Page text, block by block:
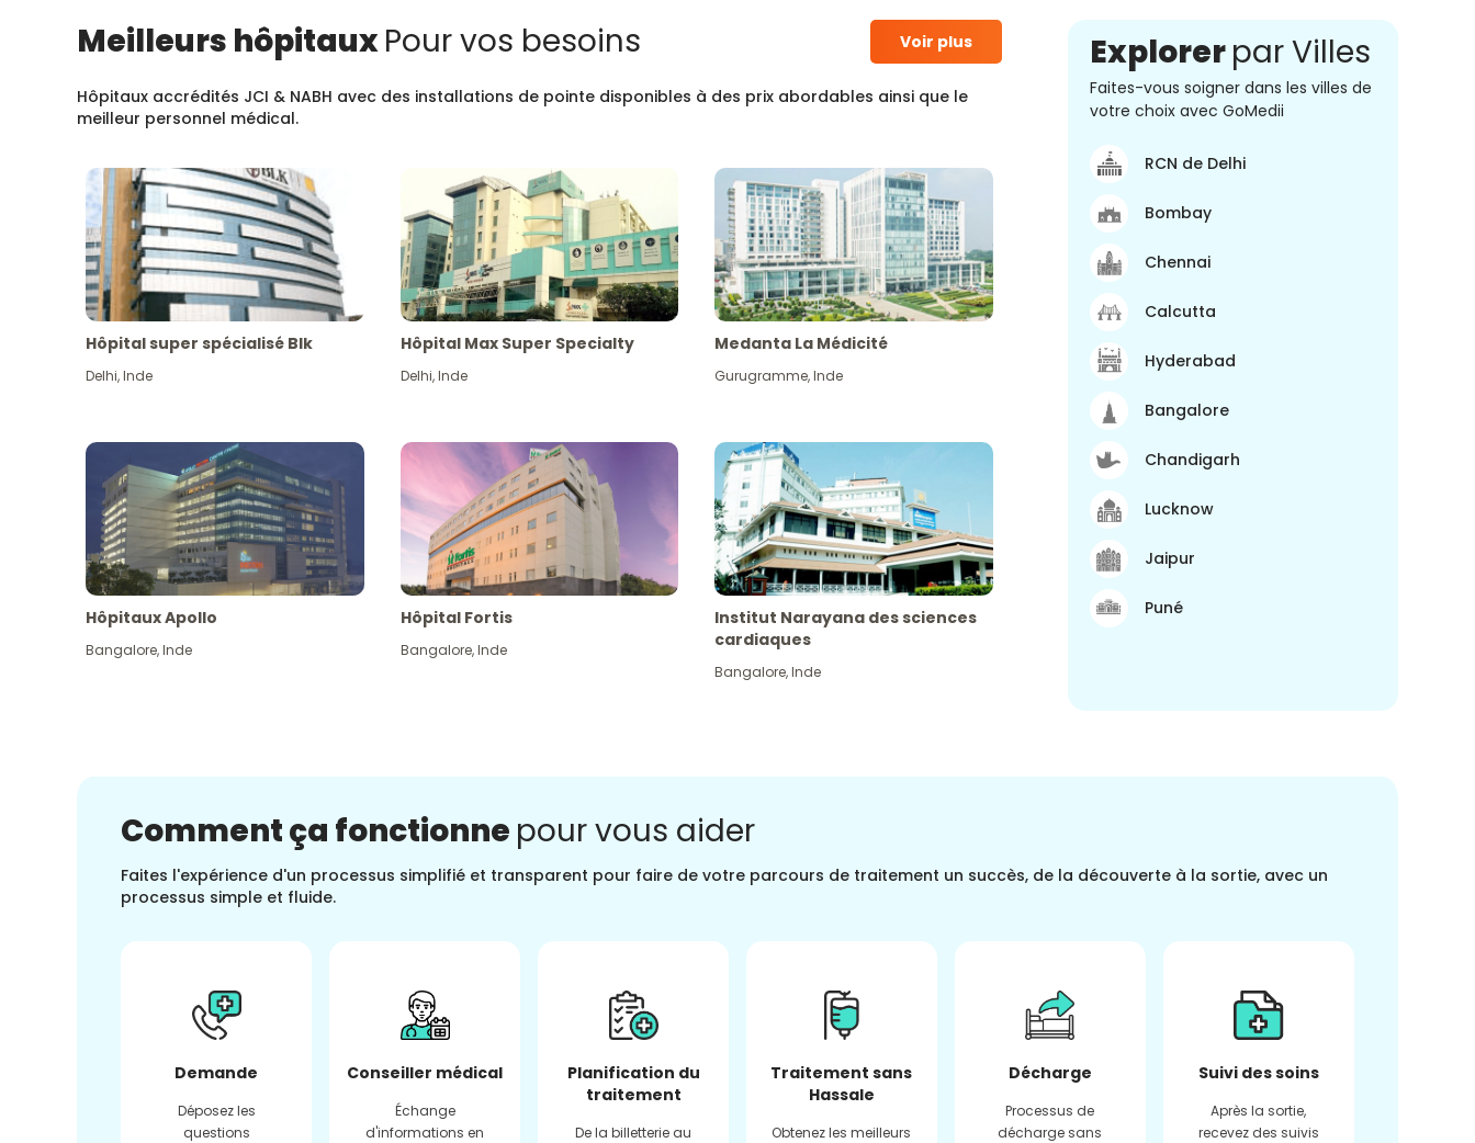
Meilleurs hôpitauxPour vos besoins Voir plus
Hôpitaux accrédités JCI & NABH avec des installations de pointe disponibles à des prix abordables ainsi que le
meilleur personnel médical.
Hôpital super spécialisé Blk
Delhi,Inde
Hôpital Max Super Specialty
Delhi,Inde
Medanta La Médicité
Gurugramme,Inde
Hôpitaux Apollo
Bangalore,Inde
Hôpital Fortis
Bangalore,Inde
Institut Narayana des sciences
cardiaques
Bangalore,Inde
Explorerpar Villes
Faites-vous soigner dans les villes de
votre choix avec GoMedii
RCN de Delhi
Bombay
Chennai
Calcutta
Hyderabad
Bangalore
Chandigarh
Lucknow
Jaipur
Puné
Comment ça fonctionne pour vous aider
Faites l'expérience d'un processus simplifié et transparent pour faire de votre parcours de traitement un succès, de la découverte à la sortie, avec un
processus simple et fluide.
Demande
Déposez les
questions
Conseiller médical
Échange
d'informations en
Planification du
traitement
De la billetterie au
Traitement sans
Hassale
Obtenez les meilleurs
Décharge
Processus de
décharge sans
Suivi des soins
Après la sortie,
recevez des suivis